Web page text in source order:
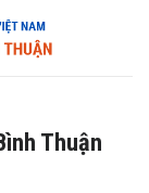
Thuận